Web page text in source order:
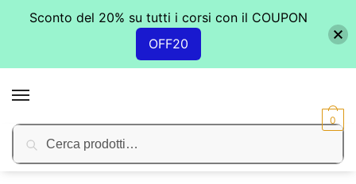
Cerca:Cerca
0
Sconto del 20% su tutti i corsi con il COUPON
OFF20